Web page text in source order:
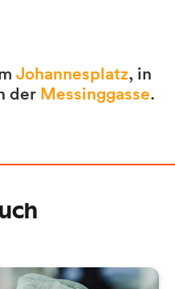
Johannesplatz, in
der Messinggasse.